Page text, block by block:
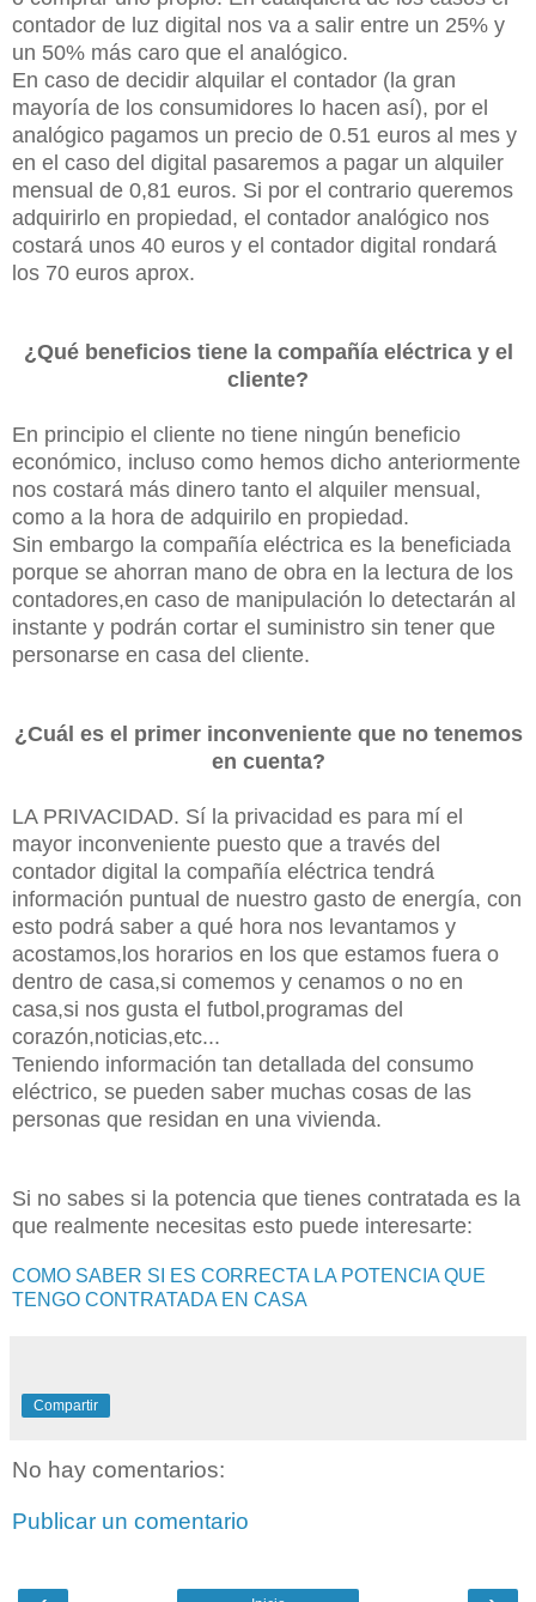
contador de luz digital nos va a salir entre un 25% y
un 50% más caro que el analógico.
En caso de decidir alquilar el contador (la gran
mayoría de los consumidores lo hacen así), por el
analógico pagamos un precio de 0.51 euros al mes y
en el caso del digital pasaremos a pagar un alquiler
mensual de 0,81 euros. Si por el contrario queremos
adquirirlo en propiedad, el contador analógico nos
costará unos 40 euros y el contador digital rondará
los 70 euros aprox.
¿Qué beneficios tiene la compañía eléctrica y el
cliente?
En principio el cliente no tiene ningún beneficio
económico, incluso como hemos dicho anteriormente
nos costará más dinero tanto el alquiler mensual,
como a la hora de adquirilo en propiedad.
Sin embargo la compañía eléctrica es la beneficiada
porque se ahorran mano de obra en la lectura de los
contadores,en caso de manipulación lo detectarán al
instante y podrán cortar el suministro sin tener que
personarse en casa del cliente.
¿Cuál es el primer inconveniente que no tenemos
en cuenta?
LA PRIVACIDAD. Sí la privacidad es para mí el
mayor inconveniente puesto que a través del
contador digital la compañía eléctrica tendrá
información puntual de nuestro gasto de energía, con
esto podrá saber a qué hora nos levantamos y
acostamos,los horarios en los que estamos fuera o
dentro de casa,si comemos y cenamos o no en
casa,si nos gusta el futbol,programas del
corazón,noticias,etc...
Teniendo información tan detallada del consumo
eléctrico, se pueden saber muchas cosas de las
personas que residan en una vivienda.
Si no sabes si la potencia que tienes contratada es la
que realmente necesitas esto puede interesarte:
COMO SABER SI ES CORRECTA LA POTENCIA QUE
TENGO CONTRATADA EN CASA
Compartir
No hay comentarios:
Publicar un comentario